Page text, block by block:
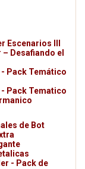
Escenarios III
Desafiando el
Pack Temático
Pack Tematico
de Bot
- Pack de